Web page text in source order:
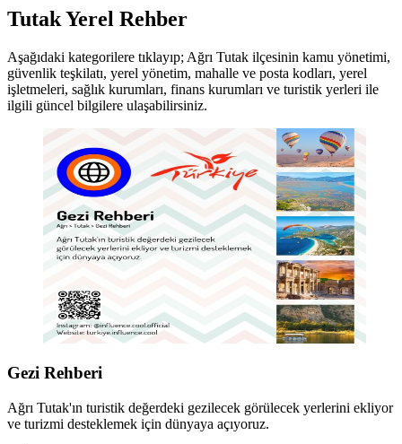
Tutak Yerel Rehber
Aşağıdaki kategorilere tıklayıp; Ağrı Tutak ilçesinin kamu yönetimi,
güvenlik teşkilatı, yerel yönetim, mahalle ve posta kodları, yerel
işletmeleri, sağlık kurumları, finans kurumları ve turistik yerleri ile
ilgili güncel bilgilere ulaşabilirsiniz.
Gezi Rehberi
Ağrı Tutak'ın turistik değerdeki gezilecek görülecek yerlerini ekliyor
ve turizmi desteklemek için dünyaya açıyoruz.